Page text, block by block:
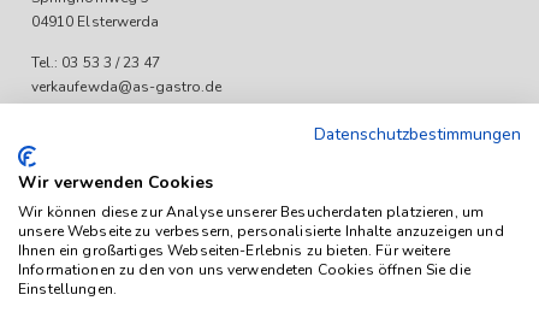
04910 Elsterwerda
Tel.: 03 53 3 / 23 47
verkaufewda@as-gastro.de
Mo-Fr 09:00 bis 17:00 Uhr
Das Angebot von as-Gastro richtet sich ausschließlich an
Datenschutzbestimmungen
Wir verwenden Cookies
Wir können diese zur Analyse unserer Besucherdaten platzieren, um
unsere Webseite zu verbessern, personalisierte Inhalte anzuzeigen und
Ihnen ein großartiges Webseiten-Erlebnis zu bieten. Für weitere
Informationen zu den von uns verwendeten Cookies öffnen Sie die
Einstellungen.